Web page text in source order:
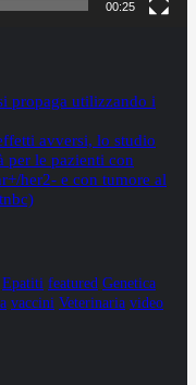
00:25
propaga utilizzando i
avversi, lo studio
per le pazienti con
her2- e con tumore al
Epatiti featured Genetica
vaccini Veterinaria video